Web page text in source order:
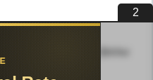
желудка на фазы
В
1